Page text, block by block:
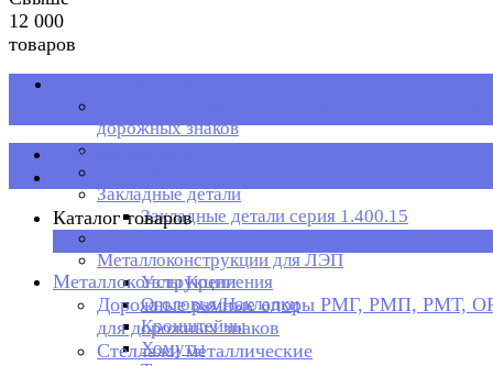
12 000
товаров
дорожных знаков
Стеллажи металлические
Закладные детали
Закладные детали серия 1.400.15
Металлоконструкции для ЛЭП
Узлы Крепления
Оголовья/Накладки
Кронштейны
Хомуты
Каталог товаров
Каталог товаров
Металлоконструкции
Дорожные рамные опоры РМГ, РМП, РМТ,
для дорожных знаков
Стеллажи металлические